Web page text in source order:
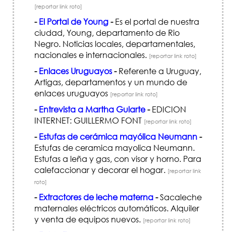
[reportar link roto]
- El Portal de Young-Es el portal de nuestra
ciudad, Young, departamento de Rio
Negro. Noticias locales, departamentales,
nacionales e internacionales. [reportar link roto]
- Enlaces Uruguayos-Referente a Uruguay,
Artigas, departamentos y un mundo de
enlaces uruguayos [reportar link roto]
- Entrevista a Martha Gularte-EDICION
INTERNET: GUILLERMO FONT [reportar link roto]
- Estufas de cerámica mayólica Neumann-
Estufas de ceramica mayolica Neumann.
Estufas a leña y gas, con visor y horno. Para
calefaccionar y decorar el hogar. [reportar link
roto]
- Extractores de leche materna-Sacaleche
maternales eléctricos automáticos. Alquiler
y venta de equipos nuevos. [reportar link roto]